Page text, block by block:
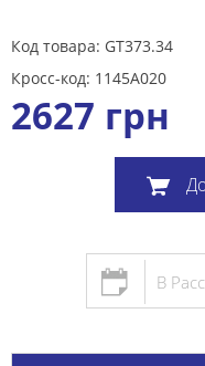
Код товара: GT373.34
Кросс-код: 1145A020
2627 грн
В